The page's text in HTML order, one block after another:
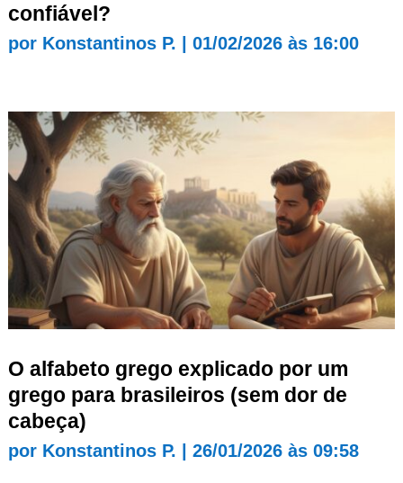
confiável?
por Konstantinos P. 01/02/2026 às 16:00
O alfabeto grego explicado por um
grego para brasileiros (sem dor de
cabeça)
por Konstantinos P. 26/01/2026 às 09:58